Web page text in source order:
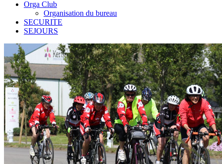
Orga Club
Organisation du bureau
SECURITE
SEJOURS